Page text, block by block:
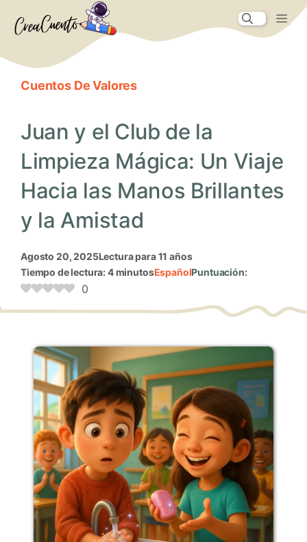
Cuentos De Valores
Juan y el Club de la
Limpieza Mágica: Un Viaje
Hacia las Manos Brillantes
y la Amistad
agosto 20, 2025Lectura para 11 años
Tiempo de lectura: 4 minutosEspañolPuntuación:
0